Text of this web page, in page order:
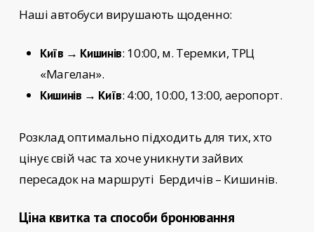
Наші автобуси вирушають щоденно:
Київ → Кишинів: 10:00, м. Теремки, ТРЦ
«Магелан».
Кишинів → Київ: 4:00, 10:00, 13:00, аеропорт.
Розклад оптимально підходить для тих, хто
цінує свій час та хоче уникнути зайвих
пересадок на маршруті Бердичів – Кишинів.
Ціна квитка та способи бронювання